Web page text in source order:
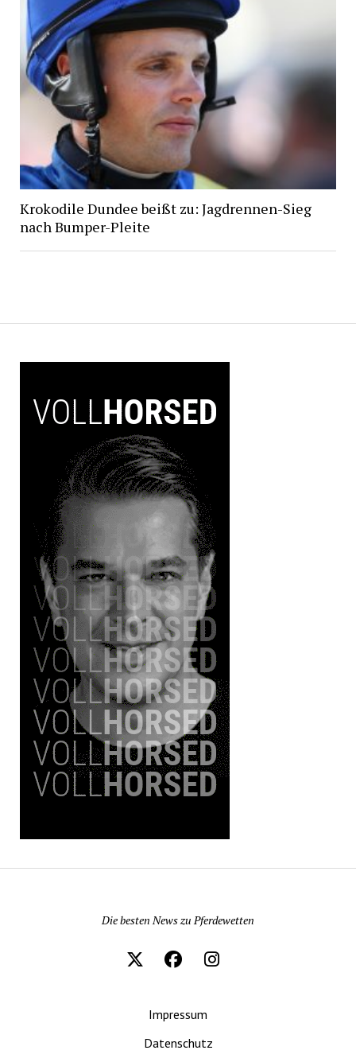
Krokodile Dundee beißt zu: Jagdrennen-Sieg
nach Bumper-Pleite
Die besten News zu Pferdewetten
Impressum
Datenschutz